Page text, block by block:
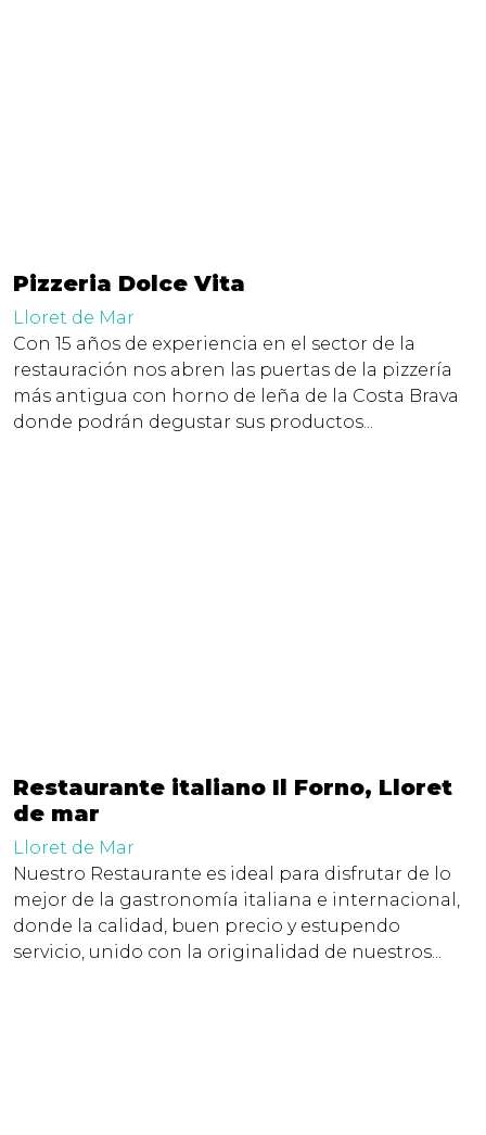
Pizzeria Dolce Vita
Lloret de Mar
Con 15 años de experiencia en el sector de la
restauración nos abren las puertas de la pizzería
más antigua con horno de leña de la Costa Brava
donde podrán degustar sus productos...
Restaurante italiano Il Forno, Lloret
de mar
Lloret de Mar
Nuestro Restaurante es ideal para disfrutar de lo
mejor de la gastronomía italiana e internacional,
donde la calidad, buen precio y estupendo
servicio, unido con la originalidad de nuestros...